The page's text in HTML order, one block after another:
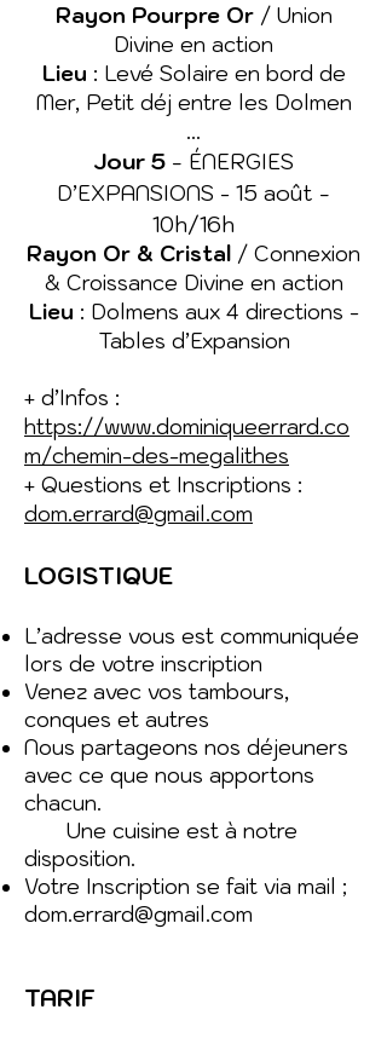
Rayon Pourpre Or/ Union
Divine en action
Lieu : Levé Solaire en bord de
Mer, Petit déj entre les Dolmen
​...
Jour 5 - ÉNERGIES
D’EXPANSIONS - 15 août -
10h/16h
Rayon Or & Cristal / Connexion
& Croissance Divine en action
Lieu : Dolmens aux 4 directions -
Tables d’Expansion
+ d’Infos :
https://www.dominiqueerrard.co
m/chemin-des-megalithes
+ Questions et Inscriptions :
dom.errard@gmail.com
LOGISTIQUE
L’adresse vous est communiquée
lors de votre inscription
Venez avec vos tambours,
conques et autres
Nous partageons nos déjeuners
avec ce que nous apportons
chacun.
Une cuisine est à notre
disposition.
Votre Inscription se fait via mail ;
dom.errard@gmail.com
TARIF